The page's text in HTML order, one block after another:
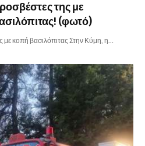
της με
(φωτό)
με κοπή βασιλόπιτας Στην Κύμη, η…